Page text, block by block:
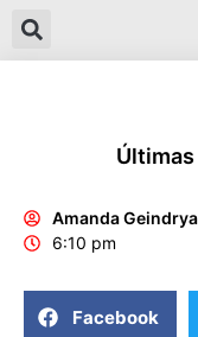
Amanda Geindrya
6:10 pm
Facebook